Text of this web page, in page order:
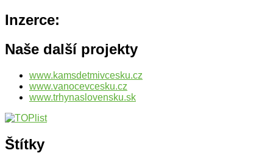
Inzerce:
Naše další projekty
www.kamsdetmivcesku.cz
www.vanocevcesku.cz
www.trhynaslovensku.sk
Štítky